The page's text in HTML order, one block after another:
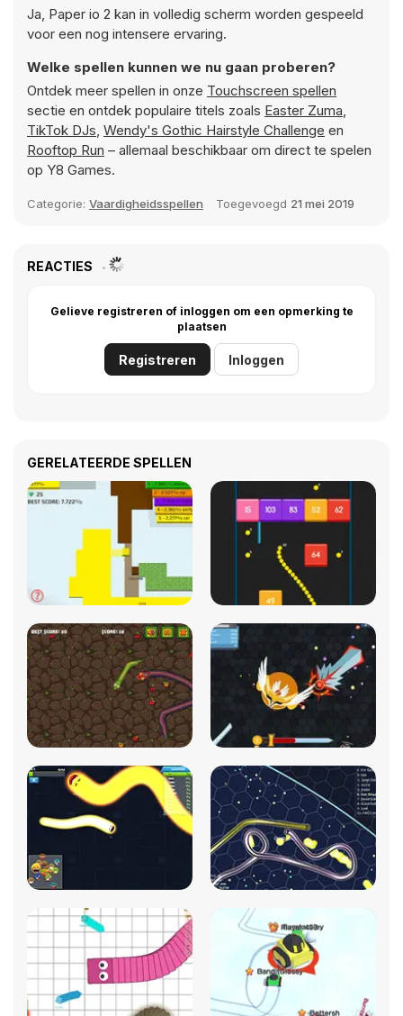
Ja, Paper io 2 kan in volledig scherm worden gespeeld
voor een nog intensere ervaring.
Welke spellen kunnen we nu gaan proberen?
Ontdek meer spellen in onze Touchscreen spellen
sectie en ontdek populaire titels zoals Easter Zuma,
TikTok DJs, Wendy's Gothic Hairstyle Challenge en
Rooftop Run – allemaal beschikbaar om direct te spelen
op Y8 Games.
Categorie: Vaardigheidsspellen Toegevoegd 21 mei 2019
REACTIES
Gelieve registreren of inloggen om een opmerking te
plaatsen
Registreren Inloggen
GERELATEERDE SPELLEN